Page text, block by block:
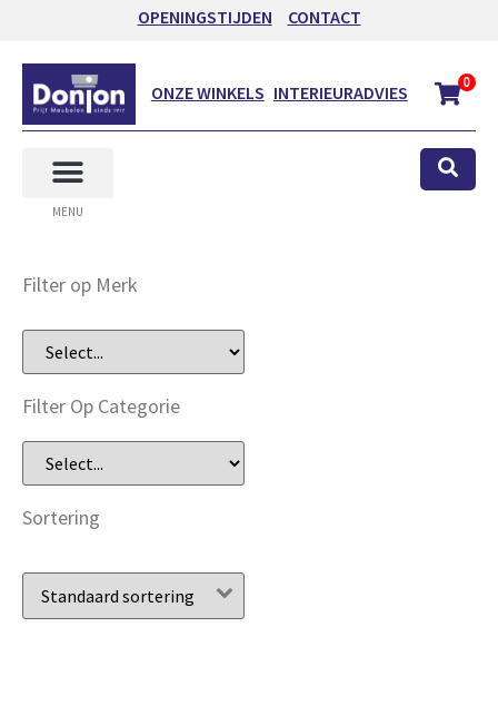
OPENINGSTIJDEN CONTACT
ONZE WINKELS INTERIEURADVIES 0
MENU
Filter op Merk
Filter Op Categorie
Sortering